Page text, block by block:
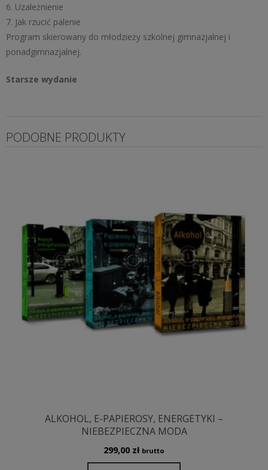
6. Uzależnienie
7. Jak rzucić palenie
Program skierowany do młodzieży szkolnej gimnazjalnej i
ponadgimnazjalnej.
Starsze wydanie
PODOBNE PRODUKTY
ALKOHOL, E-PAPIEROSY, ENERGETYKI –
NIEBEZPIECZNA MODA
299,00 zł brutto